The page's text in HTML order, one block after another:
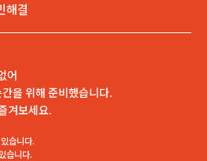
해결
어
을 위해 준비했습니다.
겨보세요.
습니다.
습니다.